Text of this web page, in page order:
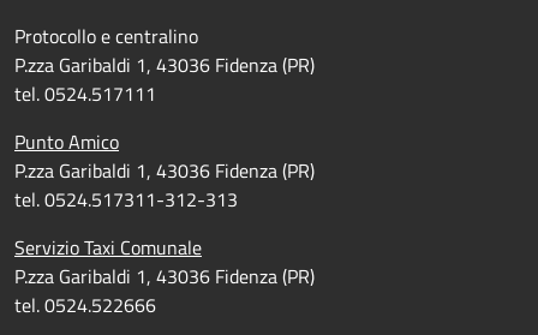
Protocollo e centralino
P.zza Garibaldi 1, 43036 Fidenza (PR)
tel. 0524.517111
Punto Amico
P.zza Garibaldi 1, 43036 Fidenza (PR)
tel. 0524.517311-312-313
Servizio Taxi Comunale
P.zza Garibaldi 1, 43036 Fidenza (PR)
tel. 0524.522666